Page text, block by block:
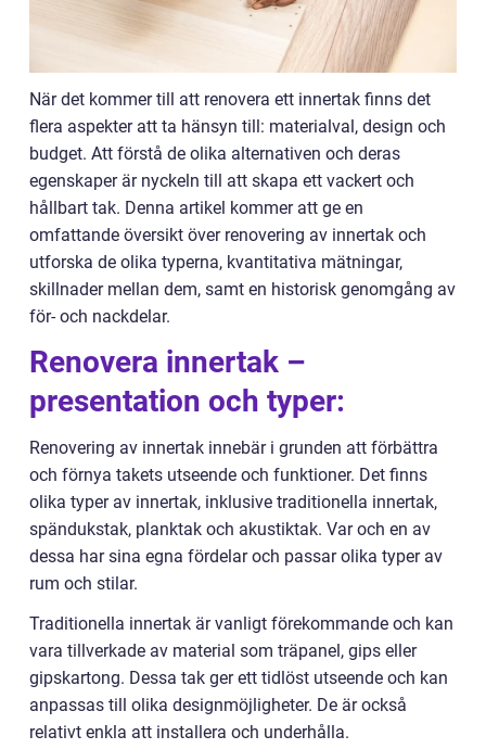
När det kommer till att renovera ett innertak finns det
flera aspekter att ta hänsyn till: materialval, design och
budget. Att förstå de olika alternativen och deras
egenskaper är nyckeln till att skapa ett vackert och
hållbart tak. Denna artikel kommer att ge en
omfattande översikt över renovering av innertak och
utforska de olika typerna, kvantitativa mätningar,
skillnader mellan dem, samt en historisk genomgång av
för- och nackdelar.
Renovera innertak –
presentation och typer:
Renovering av innertak innebär i grunden att förbättra
och förnya takets utseende och funktioner. Det finns
olika typer av innertak, inklusive traditionella innertak,
spändukstak, planktak och akustiktak. Var och en av
dessa har sina egna fördelar och passar olika typer av
rum och stilar.
Traditionella innertak är vanligt förekommande och kan
vara tillverkade av material som träpanel, gips eller
gipskartong. Dessa tak ger ett tidlöst utseende och kan
anpassas till olika designmöjligheter. De är också
relativt enkla att installera och underhålla.